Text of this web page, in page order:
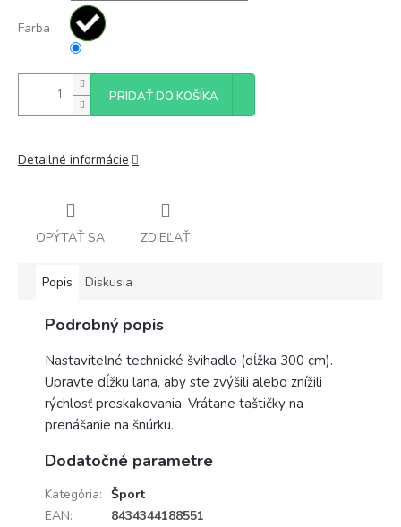
Farba
PRIDAŤ DO KOŠÍKA
Detailné informácie
OPÝTAŤ SA ZDIEĽAŤ
Popis Diskusia
Podrobný popis
Nastaviteľné technické švihadlo (dĺžka 300 cm).
Upravte dĺžku lana, aby ste zvýšili alebo znížili
rýchlosť preskakovania. Vrátane taštičky na
prenášanie na šnúrku.
Dodatočné parametre
Kategória: Šport
EAN:
8434344188551